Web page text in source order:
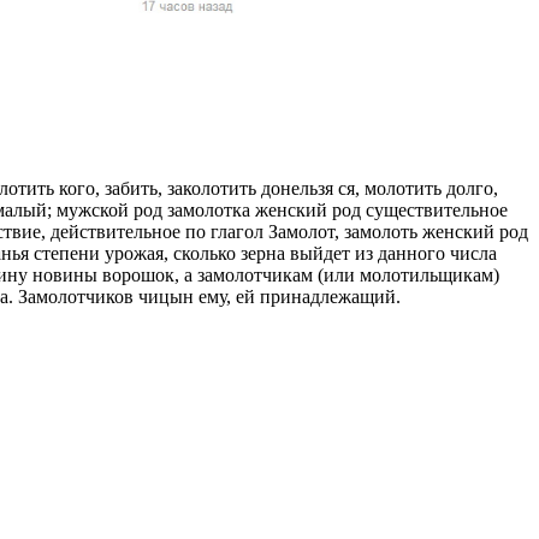
женщин и
страны),
кого, забить, заколотить донельзя ся, молотить долго,
мужской род замолотка женский род существительное
действительное по глагол Замолот, замолоть женский род
степени урожая, сколько зерна выйдет из данного числа
новины ворошок, а замолотчикам (или молотильщикам)
Замолотчиков чицын ему, ей принадлежащий.